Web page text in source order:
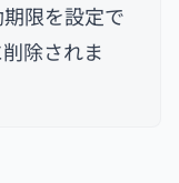
限を設定で
除されま